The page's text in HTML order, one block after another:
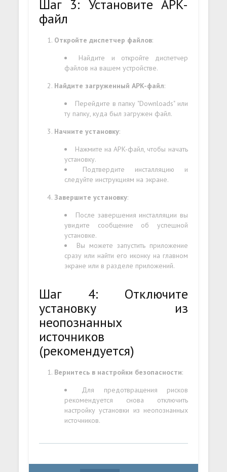
Шаг 3: Установите APK-
файл
Откройте диспетчер файлов:
Найдите и откройте диспетчер
файлов на вашем устройстве.
Найдите загруженный APK-файл:
Перейдите в папку "Downloads" или
ту папку, куда был загружен файл.
Начните установку:
Нажмите на APK-файл, чтобы начать
установку.
Подтвердите инсталляцию и
следуйте инструкциям на экране.
Завершите установку:
После завершения инсталляции вы
увидите сообщение об успешной
установке.
Вы можете запустить приложение
сразу или найти его иконку на главном
экране или в разделе приложений.
Шаг 4: Отключите
установку из
неопознанных
источников
(рекомендуется)
Вернитесь в настройки безопасности:
Для предотвращения рисков
рекомендуется снова отключить
настройку установки из неопознанных
источников.